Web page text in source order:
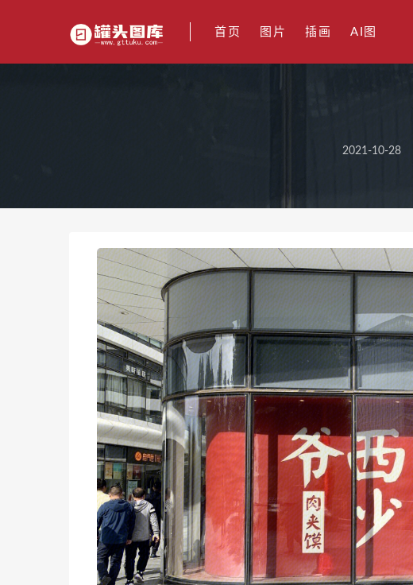
首页 图片 插画 AI图
2021-10-28